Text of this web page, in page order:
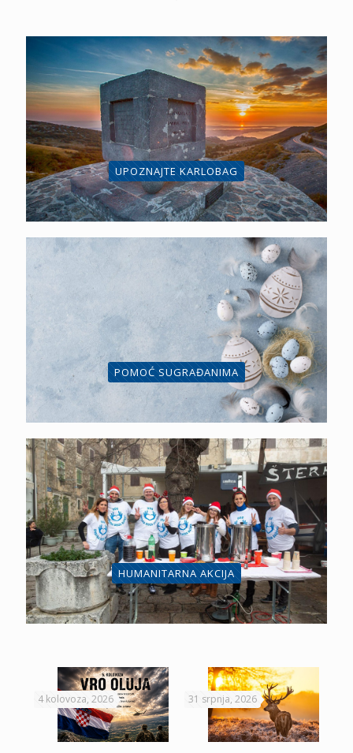
UPOZNAJTE KARLOBAG
POMOĆ SUGRAĐANIMA
HUMANITARNA AKCIJA
4 kolovoza, 2026 31 srpnja, 2026